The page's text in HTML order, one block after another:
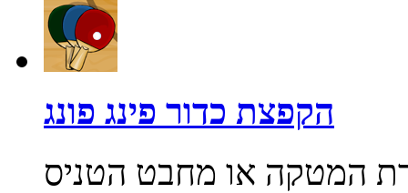
הקפצת כדור פינג פונג